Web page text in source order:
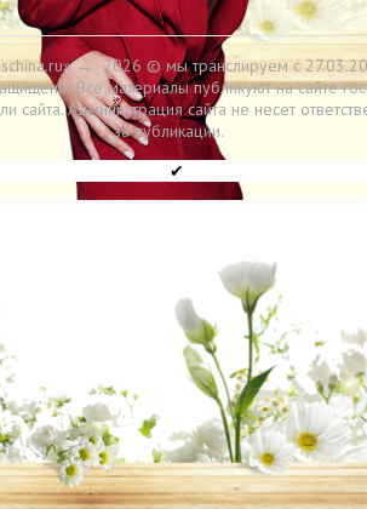
→ 2026 © мы транслируем с
Все материалы публикуют на сайте
сайта. Администрация сайта не несет
за публикации.
✔